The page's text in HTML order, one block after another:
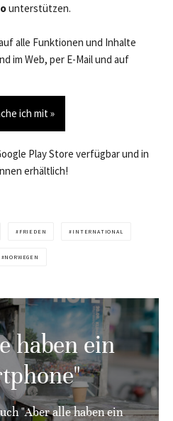
unterstützen.
alle Funktionen und Inhalte
im Web, per E-Mail und auf
ich mit »
Play Store verfügbar und in
erhältlich!
FRIEDEN INTERNATIONAL
NORWEGEN
haben ein
"Aber alle haben ein